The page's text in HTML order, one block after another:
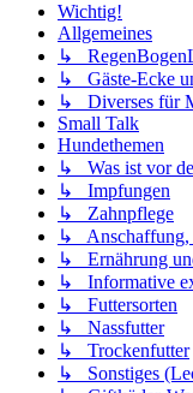
Wichtig!
Allgemeines
↳
↳ Gäste-Ecke
↳ Diverses für
Small Talk
Hundethemen
↳ Was ist vor
↳ Impfungen
↳ Zahnpflege
↳ Anschaffung,
↳ Ernährung
↳ Informative
↳ Futtersorten
↳ Nassfutter
↳ Trockenfutter
↳ Sonstiges